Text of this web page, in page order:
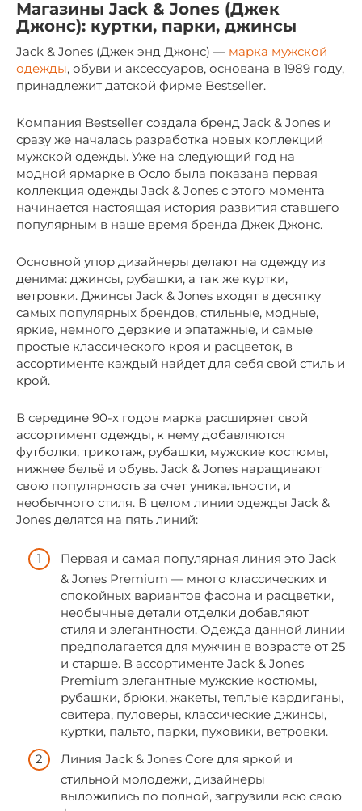
Магазины Jack & Jones (Джек
Джонс): куртки, парки, джинсы
Jack & Jones (Джек энд Джонс) — марка мужской
одежды, обуви и аксессуаров, основана в 1989 году,
принадлежит датской фирме Bestseller.
Компания Bestseller создала бренд Jack & Jones и
сразу же началась разработка новых коллекций
мужской одежды. Уже на следующий год на
модной ярмарке в Осло была показана первая
коллекция одежды Jack & Jones с этого момента
начинается настоящая история развития ставшего
популярным в наше время бренда Джек Джонс.
Основной упор дизайнеры делают на одежду из
денима: джинсы, рубашки, а так же куртки,
ветровки. Джинсы Jack & Jones входят в десятку
самых популярных брендов, стильные, модные,
яркие, немного дерзкие и эпатажные, и самые
простые классического кроя и расцветок, в
ассортименте каждый найдет для себя свой стиль и
крой.
В середине 90-х годов марка расширяет свой
ассортимент одежды, к нему добавляются
футболки, трикотаж, рубашки, мужские костюмы,
нижнее бельё и обувь. Jack & Jones наращивают
свою популярность за счет уникальности, и
необычного стиля. В целом линии одежды Jack &
Jones делятся на пять линий:
Первая и самая популярная линия это Jack
& Jones Premium — много классических и
спокойных вариантов фасона и расцветки,
необычные детали отделки добавляют
стиля и элегантности. Одежда данной линии
предполагается для мужчин в возрасте от 25
и старше. В ассортименте Jack & Jones
Premium элегантные мужские костюмы,
рубашки, брюки, жакеты, теплые кардиганы,
свитера, пуловеры, классические джинсы,
куртки, пальто, парки, пуховики, ветровки.
Линия Jack & Jones Core для яркой и
стильной молодежи, дизайнеры
выложились по полной, загрузили всю свою